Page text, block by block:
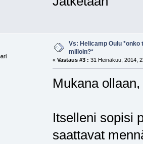
Vs: Helicamp Oulu *onko
milloin?*
« Vastaus #3 : 31 Heinäkuu, 2014,
Mukana
Itselleni sopisi
saattavat